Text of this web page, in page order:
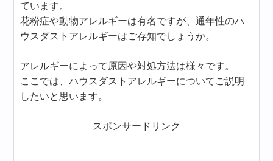
ています。
花粉症や動物アレルギーは有名ですが、通年性のハ
ウスダストアレルギーはご存知でしょうか。
アレルギーによって原因や対処方法は様々です。
ここでは、ハウスダストアレルギーについてご説明
したいと思います。
スポンサードリンク